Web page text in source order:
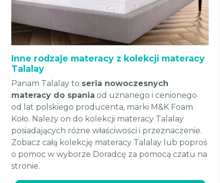
Inne rodzaje materacy z kolekcji materacy
Talalay
Panam Talalay to seria nowoczesnych
materacy do spania od uznanego i cenionego
od lat polskiego producenta, marki M&K Foam
Koło. Należy on do kolekcji materacy Talalay
posiadających różne właściwości i przeznaczenie.
Zobacz całą kolekcję materacy Talalay lub poproś
o pomoc w wyborze Doradcę za pomocą czatu na
stronie.